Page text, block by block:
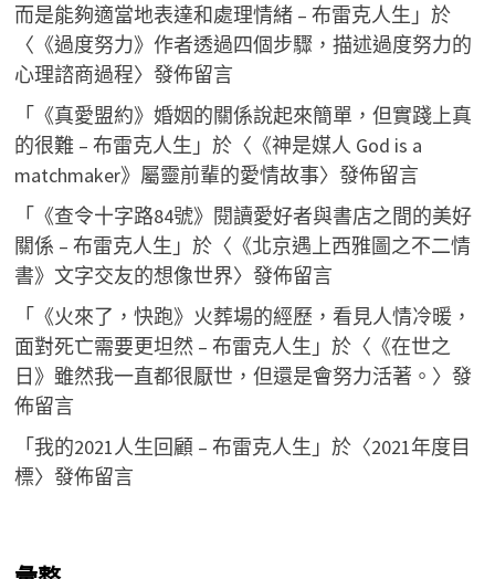
而是能夠適當地表達和處理情緒 – 布雷克人生 」於
〈 《過度努力》作者透過四個步驟，描述過度努力的
心理諮商過程〉發佈留言
「 《真愛盟約》婚姻的關係說起來簡單，但實踐上真
的很難 – 布雷克人生 」於〈 《神是媒人 God is a
matchmaker》屬靈前輩的愛情故事〉發佈留言
「 《查令十字路84號》閱讀愛好者與書店之間的美好
關係 – 布雷克人生 」於〈 《北京遇上西雅圖之不二情
書》文字交友的想像世界〉發佈留言
「 《火來了，快跑》火葬場的經歷，看見人情冷暖，
面對死亡需要更坦然 – 布雷克人生 」於〈 《在世之
日》雖然我一直都很厭世，但還是會努力活著。 〉發
佈留言
「我的2021人生回顧 – 布雷克人生 」於〈2021年度目
標〉發佈留言